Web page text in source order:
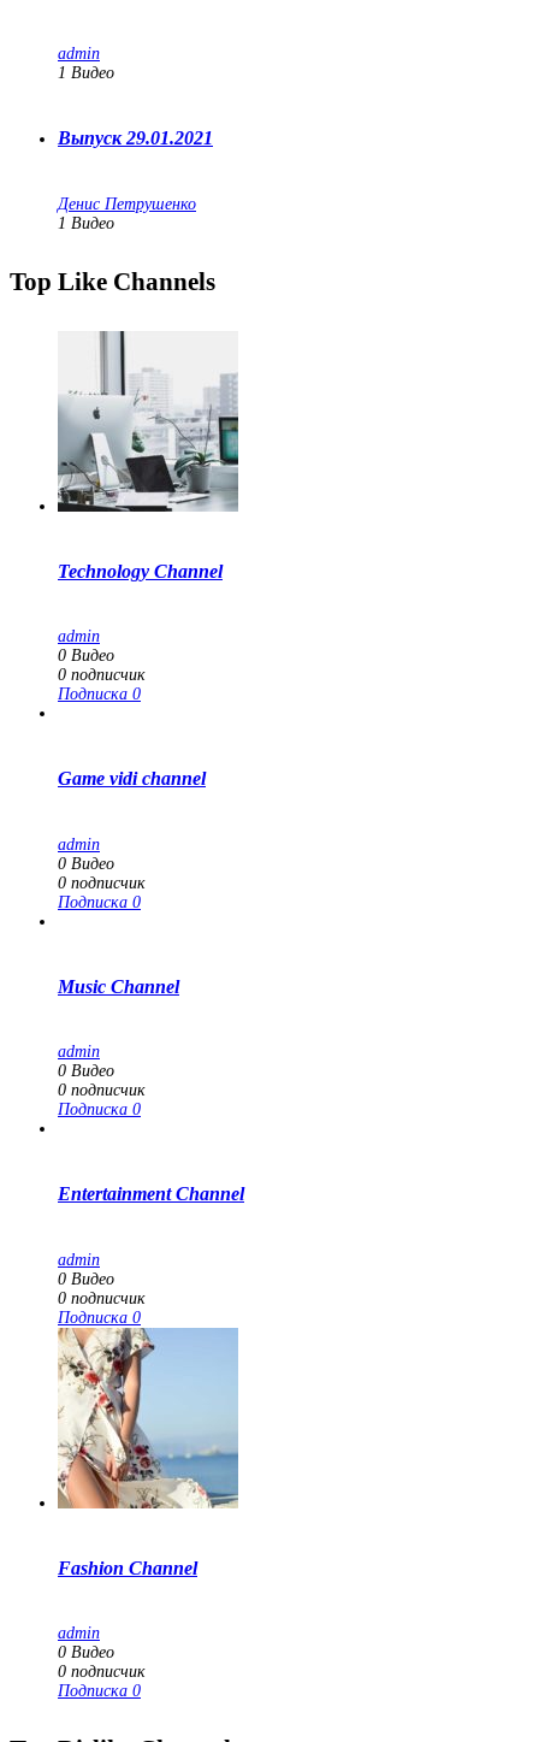
admin
1 Видео
Выпуск 29.01.2021
Денис Петрушенко
1 Видео
Top Like Channels
Technology Channel
admin
0 Видео
0 подписчик
Подписка 0
Game vidi channel
admin
0 Видео
0 подписчик
Подписка 0
Music Channel
admin
0 Видео
0 подписчик
Подписка 0
Entertainment Channel
admin
0 Видео
0 подписчик
Подписка 0
Fashion Channel
admin
0 Видео
0 подписчик
Подписка 0